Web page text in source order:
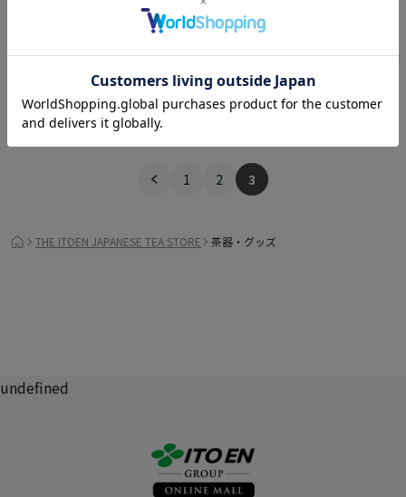
2・3袋用ギフトBOX
220 円 (税込)
オリジナルラッピング巾着
円
1 2 3
THE ITOEN JAPANESE TEA STORE 茶器・グッズ
undefined